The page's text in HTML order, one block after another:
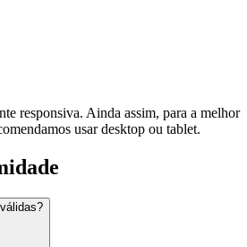
responsiva. Ainda assim, para a melhor
usar desktop ou tablet.